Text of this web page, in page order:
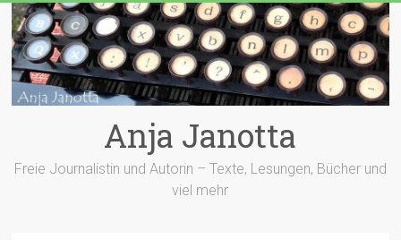
Zum
Inhalt
springen
Anja Janotta
Freie Journalistin und Autorin – Texte, Lesungen, Bücher und
viel mehr